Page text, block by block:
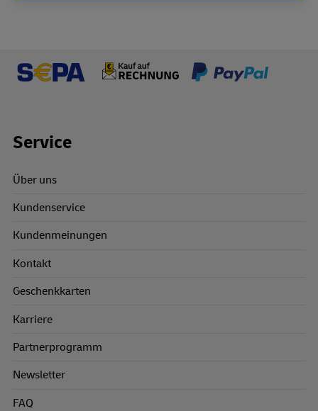
Footer Links
Service
Über uns
Kundenservice
Kundenmeinungen
Kontakt
Geschenkkarten
Karriere
Partnerprogramm
Newsletter
FAQ